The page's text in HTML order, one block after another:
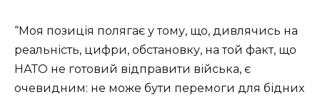
“Моя позиція полягає у тому, що, дивлячись на
реальність, цифри, обстановку, на той факт, що
НАТО не готовий відправити війська, є
очевидним: не може бути перемоги для бідних